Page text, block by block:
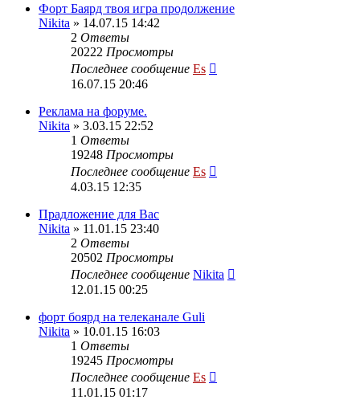
Форт Баярд твоя игра продолжение
Nikita » 14.07.15 14:42
2 Ответы
20222 Просмотры
Последнее сообщение Es
16.07.15 20:46
Реклама на форуме.
Nikita » 3.03.15 22:52
1 Ответы
19248 Просмотры
Последнее сообщение Es
4.03.15 12:35
Прадложение для Вас
Nikita » 11.01.15 23:40
2 Ответы
20502 Просмотры
Последнее сообщение Nikita
12.01.15 00:25
форт боярд на телеканале Guli
Nikita » 10.01.15 16:03
1 Ответы
19245 Просмотры
Последнее сообщение Es
11.01.15 01:17